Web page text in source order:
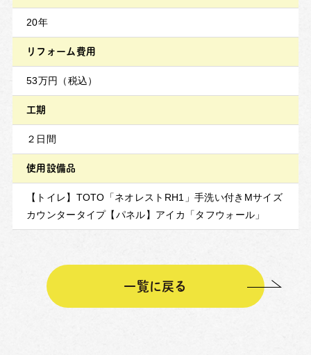
20年
リフォーム費用
53万円（税込）
工期
２日間
使用設備品
【トイレ】TOTO「ネオレストRH1」手洗い付きMサイズ
カウンタータイプ【パネル】アイカ「タフウォール」
一覧に戻る